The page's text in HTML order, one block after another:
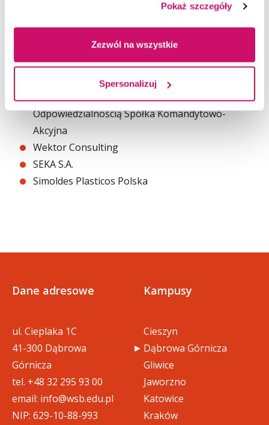
Pokaż szczegóły
Zezwól na wszystkie
Spersonalizuj
Krotrans Logistics Sp. 0.0
Fundacją Aktywizacja
Państwowe Przedsiębiorstwo Odzieżowe Rakon
PROMOT Zakłady Metalowe Sp. Z o.o.
Wawrzaszek ISS Spółka z Ograniczoną
Odpowiedzialnością Spółka Komandytowo-
Akcyjna
Wektor Consulting
SEKA S.A.
Simoldes Plasticos Polska
Dane adresowe
ul. Cieplaka 1C
41-300 Dąbrowa
Górnicza
tel. +48 32 295 93 00
email: info@wsb.edu.pl
NIP: 629-10-88-993
Kampusy
Cieszyn
Dąbrowa Górnicza
Gliwice
Jaworzno
Katowice
Kraków